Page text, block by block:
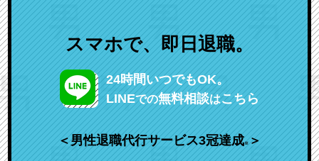
スマホで、即日退職。
24時間いつでもOK。
LINEでの無料相談はこちら
＜男性退職代行サービス3冠達成※＞